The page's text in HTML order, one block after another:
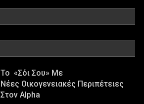
Το «Σόι Σου» Με
Νέες Οικογενειακές Περιπέτειες
Στον Alpha